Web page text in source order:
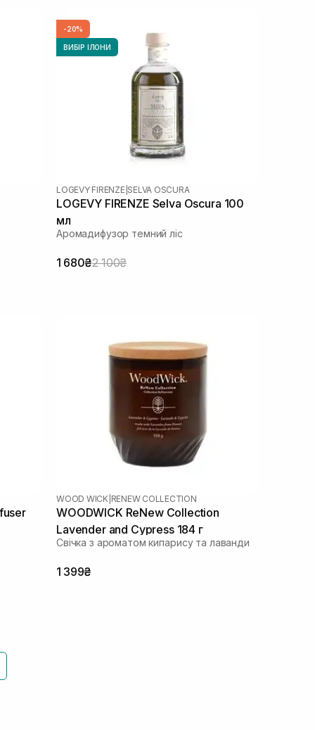
-20%
ВИБІР ІЛОНИ
LOGEVY FIRENZE SELVA OSCURA
LOGEVY FIRENZE Selva Oscura 100
мл
Аромадифузор темний ліс
1 680₴2 100₴
WOOD WICK RENEW COLLECTION
WOODWICK ReNew Collection
Lavender and Cypress 184 г
Свічка з ароматом кипарису та лаванди
1 399₴